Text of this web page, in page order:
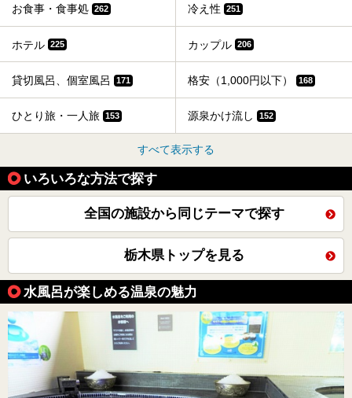
お食事・食事処 262 冷え性 251
ホテル 225 カップル 206
貸切風呂、個室風呂 171 格安（1,000円以下） 168
ひとり旅・一人旅 153 源泉かけ流し 152
すべて表示する
いろいろな方法で探す
全国の施設から同じテーマで探す
栃木県トップを見る
水風呂が楽しめる温泉の魅力